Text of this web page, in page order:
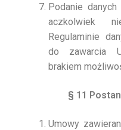
Podanie
aczkolwiek
Regulaminie
do zawarcia
brakiem
§ 11
Umowy